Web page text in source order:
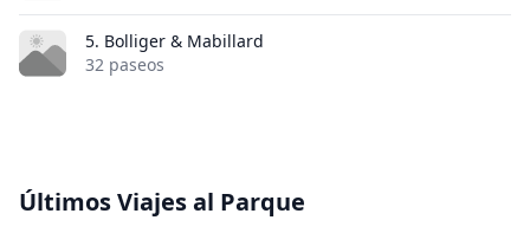
5. Bolliger & Mabillard
32 paseos
Últimos Viajes al Parque